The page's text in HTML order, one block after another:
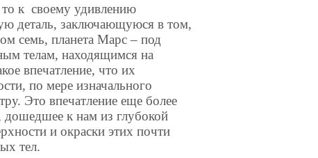
к своему удивлению
деталь, заключающуюся в том,
семь, планета Марс – под
телам, находящимся на
впечатление, что их
по мере изначального
Это впечатление еще более
дошедшее к нам из глубокой
и окраски этих почти
тел.